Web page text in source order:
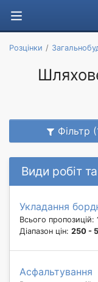
Розцінки
Фільтр
Види робіт
Укладання
Всього пропозицій:
Діапазон цін: 250 -
Асфальтування